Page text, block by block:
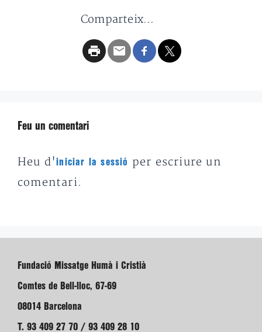
Comparteix...
Feu un comentari
Heu d'iniciar la sessió
per escriure un
comentari.
Fundació Missatge Humà i Cristià
Comtes de Bell-lloc, 67-69
08014 Barcelona
T. 93 409 27 70 / 93 409 28 10